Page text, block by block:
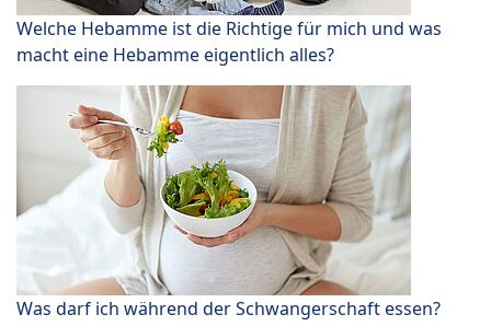
Welche Hebamme ist die Richtige für mich und was
macht eine Hebamme eigentlich alles?
Was darf ich während der Schwangerschaft essen?